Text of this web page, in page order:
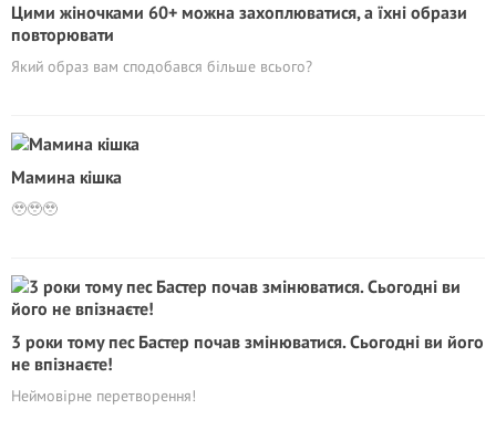
Цими жіночками 60+ можна захоплюватися, а їхні образи
повторювати
Який образ вам сподобався більше всього?
Мамина кішка
🥹🥹🥹
3 роки тому пес Бастер почав змінюватися. Сьогодні ви його
не впізнаєте!
Неймовірне перетворення!